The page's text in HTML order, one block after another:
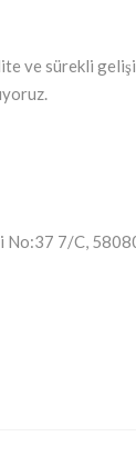
ve sürekli
No:37 7/C,